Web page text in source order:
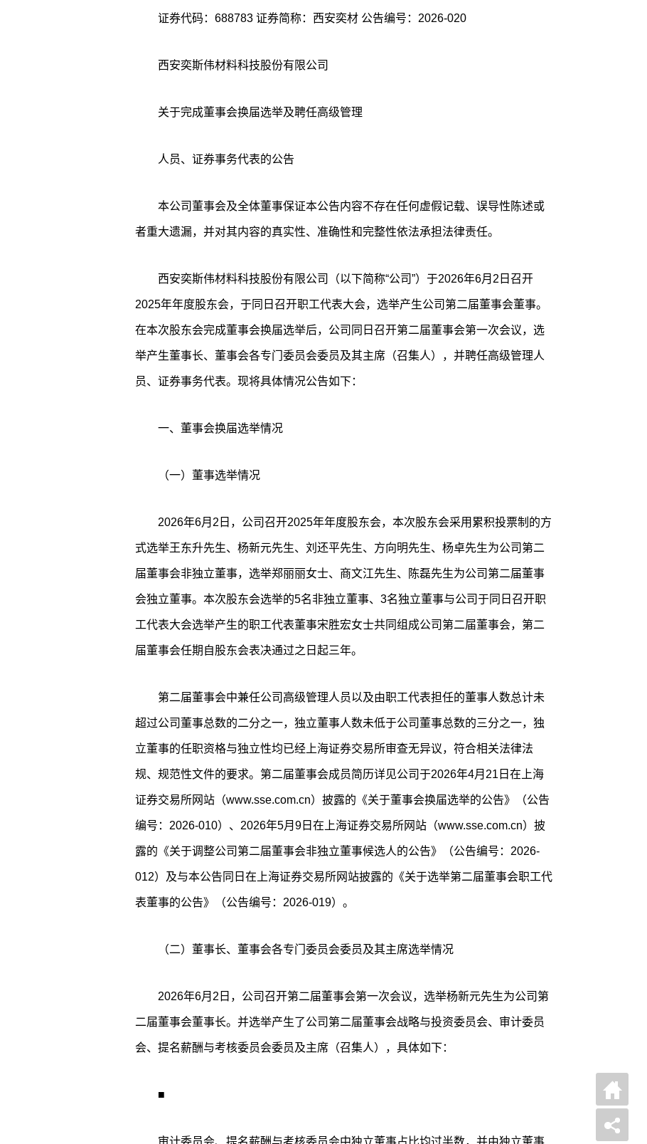
证券代码：688783 证券简称：西安奕材 公告编号：2026-020
西安奕斯伟材料科技股份有限公司
关于完成董事会换届选举及聘任高级管理
人员、证券事务代表的公告
本公司董事会及全体董事保证本公告内容不存在任何虚假记载、误导性陈述或
者重大遗漏，并对其内容的真实性、准确性和完整性依法承担法律责任。
西安奕斯伟材料科技股份有限公司（以下简称“公司”）于2026年6月2日召开
2025年年度股东会，于同日召开职工代表大会，选举产生公司第二届董事会董事。
在本次股东会完成董事会换届选举后，公司同日召开第二届董事会第一次会议，选
举产生董事长、董事会各专门委员会委员及其主席（召集人），并聘任高级管理人
员、证券事务代表。现将具体情况公告如下：
一、董事会换届选举情况
（一）董事选举情况
2026年6月2日，公司召开2025年年度股东会，本次股东会采用累积投票制的方
式选举王东升先生、杨新元先生、刘还平先生、方向明先生、杨卓先生为公司第二
届董事会非独立董事，选举郑丽丽女士、商文江先生、陈磊先生为公司第二届董事
会独立董事。本次股东会选举的5名非独立董事、3名独立董事与公司于同日召开职
工代表大会选举产生的职工代表董事宋胜宏女士共同组成公司第二届董事会，第二
届董事会任期自股东会表决通过之日起三年。
第二届董事会中兼任公司高级管理人员以及由职工代表担任的董事人数总计未
超过公司董事总数的二分之一，独立董事人数未低于公司董事总数的三分之一，独
立董事的任职资格与独立性均已经上海证券交易所审查无异议，符合相关法律法
规、规范性文件的要求。第二届董事会成员简历详见公司于2026年4月21日在上海
证券交易所网站（www.sse.com.cn）披露的《关于董事会换届选举的公告》（公告
编号：2026-010）、2026年5月9日在上海证券交易所网站（www.sse.com.cn）披
露的《关于调整公司第二届董事会非独立董事候选人的公告》（公告编号：2026-
012）及与本公告同日在上海证券交易所网站披露的《关于选举第二届董事会职工代
表董事的公告》（公告编号：2026-019）。
（二）董事长、董事会各专门委员会委员及其主席选举情况
2026年6月2日，公司召开第二届董事会第一次会议，选举杨新元先生为公司第
二届董事会董事长。并选举产生了公司第二届董事会战略与投资委员会、审计委员
会、提名薪酬与考核委员会委员及主席（召集人），具体如下：
■
审计委员会、提名薪酬与考核委员会中独立董事占比均过半数，并由独立董事